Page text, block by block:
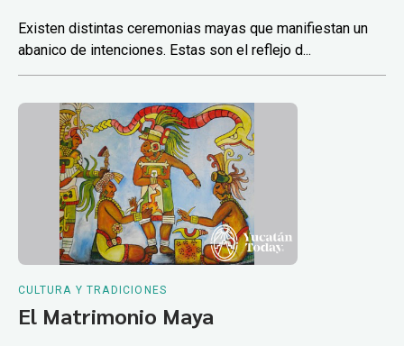
Existen distintas ceremonias mayas que manifiestan un
abanico de intenciones. Estas son el reflejo d...
CULTURA Y TRADICIONES
El Matrimonio Maya